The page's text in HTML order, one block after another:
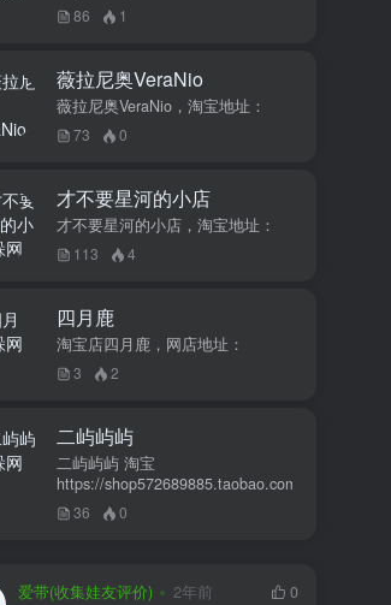
86 1
薇拉尼奥VeraNio
薇拉尼奥VeraNio，淘宝地址：
73 0
才不要星河的小店
才不要星河的小店，淘宝地址：
113 4
四月鹿
淘宝店四月鹿，网店地址：
3 2
二屿屿屿
二屿屿屿 淘宝
https://shop572689885.taobao.com
36 0
爱带(收集娃友评价) 2年前
0